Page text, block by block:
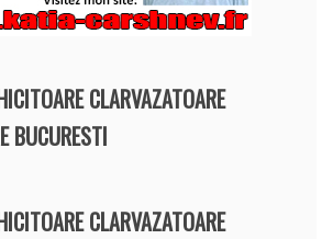
CLARVAZATOARE
BUCURESTI
CLARVAZATOARE